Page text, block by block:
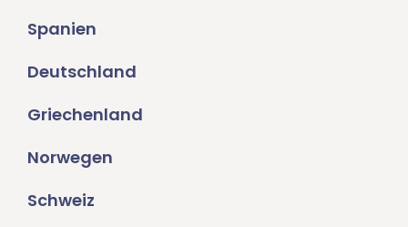
Spanien
Deutschland
Griechenland
Norwegen
Schweiz